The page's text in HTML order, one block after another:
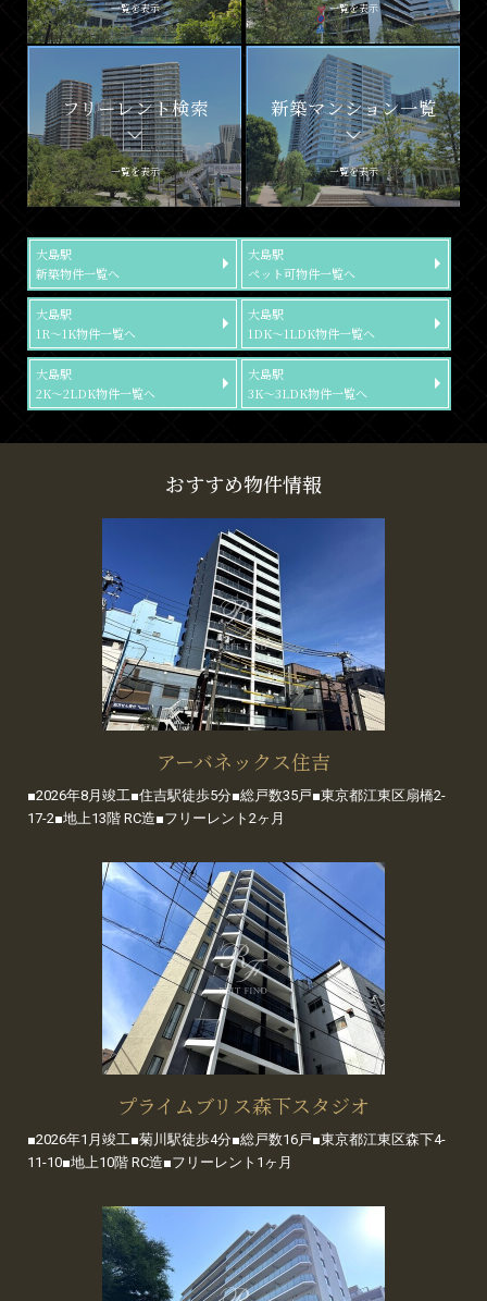
一覧を表示 一覧を表示
フリーレント検索
一覧を表示
新築マンション一覧
一覧を表示
大島駅
新築物件一覧へ
大島駅
ペット可物件一覧へ
大島駅
1R～1K物件一覧へ
大島駅
1DK～1LDK物件一覧へ
大島駅
2K～2LDK物件一覧へ
大島駅
3K～3LDK物件一覧へ
おすすめ物件情報
アーバネックス住吉
■2026年8月竣工■住吉駅徒歩5分■総戸数35戸■東京都江東区扇橋2-
17-2■地上13階 RC造■フリーレント2ヶ月
プライムブリス森下スタジオ
■2026年1月竣工■菊川駅徒歩4分■総戸数16戸■東京都江東区森下4-
11-10■地上10階 RC造■フリーレント1ヶ月